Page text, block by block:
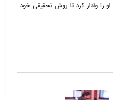
موفقیت در سال‌های ۲۰۱۸ و ۲۰۲۲ او را وادار کرد تا روش تحقیقی خود